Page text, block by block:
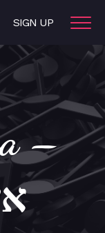
SIGN UP
–